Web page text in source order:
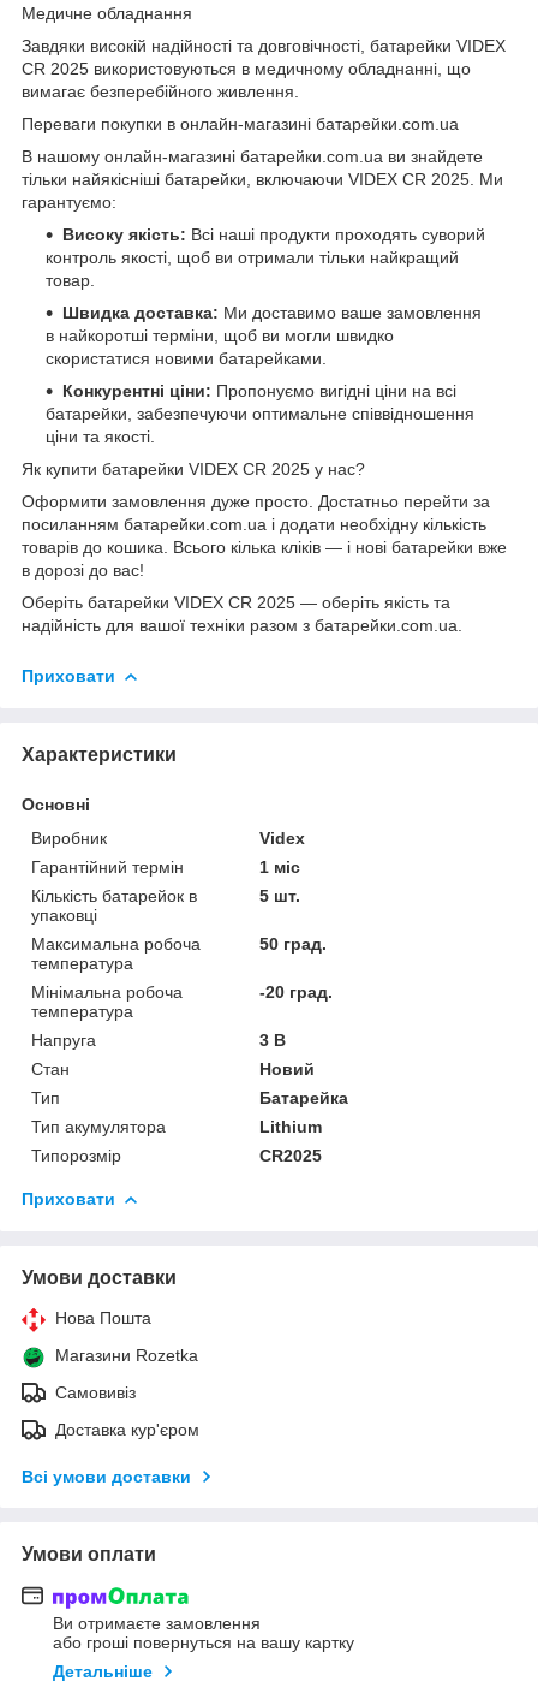
Медичне обладнання
Завдяки високій надійності та довговічності, батарейки VIDEX
CR 2025 використовуються в медичному обладнанні, що
вимагає безперебійного живлення.
Переваги покупки в онлайн-магазині батарейки.com.ua
В нашому онлайн-магазині батарейки.com.ua ви знайдете
тільки найякісніші батарейки, включаючи VIDEX CR 2025. Ми
гарантуємо:
Високу якість: Всі наші продукти проходять суворий
контроль якості, щоб ви отримали тільки найкращий
товар.
Швидка доставка: Ми доставимо ваше замовлення
в найкоротші терміни, щоб ви могли швидко
скористатися новими батарейками.
Конкурентні ціни: Пропонуємо вигідні ціни на всі
батарейки, забезпечуючи оптимальне співвідношення
ціни та якості.
Як купити батарейки VIDEX CR 2025 у нас?
Оформити замовлення дуже просто. Достатньо перейти за
посиланням батарейки.com.ua і додати необхідну кількість
товарів до кошика. Всього кілька кліків — і нові батарейки вже
в дорозі до вас!
Оберіть батарейки VIDEX CR 2025 — оберіть якість та
надійність для вашої техніки разом з батарейки.com.ua
Приховати
Характеристики
Основні
Виробник
Videx
Гарантійний термін
1 міс
Кількість батарейок в
упаковці
5 шт.
Максимальна робоча
температура
50 град.
Мінімальна робоча
температура
-20 град.
Напруга
3 В
Стан
Новий
Тип
Батарейка
Тип акумулятора
Lithium
Типорозмір
CR2025
Приховати
Умови доставки
Нова Пошта
Магазини Rozetka
Самовивіз
Доставка кур'єром
Всі умови доставки
Умови оплати
Ви отримаєте замовлення
або гроші повернуться на вашу картку
Детальніше